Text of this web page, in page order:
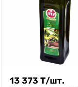
13 373 Т/шт.